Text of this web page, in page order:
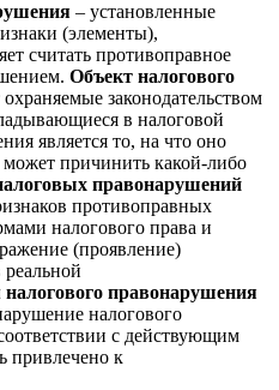
– установленные
(элементы),
считать противоправное
Объект налогового
законодательством
в налоговой
является то, на что оно
причинить какой-либо
правонарушений
противоправных
налогового права и
(проявление)
правонарушения
налогового
с действующим
привлечено к